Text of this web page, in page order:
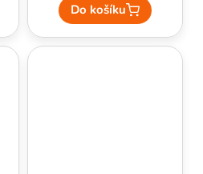
Do košíku